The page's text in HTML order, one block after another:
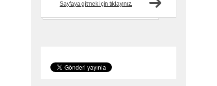
Sayfaya gitmek için tıklayınız.